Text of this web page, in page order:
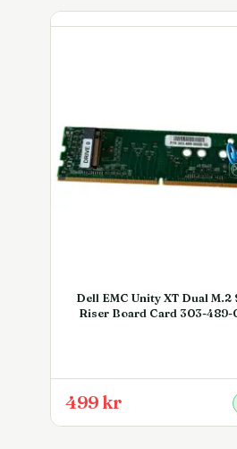
Dell EMC Unity XT Dual M.2
Riser Board Card 303-
499 kr